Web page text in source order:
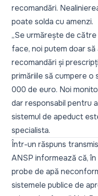
recomandări.
poate solda cu amenzi.
„Se urmărește de
face, noi putem doar
recomandări și
primăriile să cumpere
000 de euro. Noi
dar responsabil pentru
sistemul de apeduct
specialista.
Într-un răspuns
ANSP informează că,
probe de apă
sistemele publice de